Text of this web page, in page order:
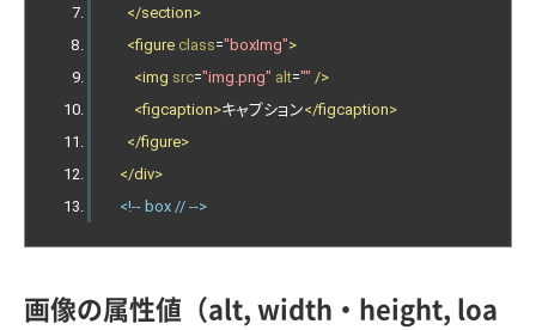
</section>
<figure class="boxImg">
<img src="img.png" alt="" />
<figcaption>キャプション</figcaption>
</figure>
</div>
<!-- box // -->
画像の属性値（alt, width・height, loa